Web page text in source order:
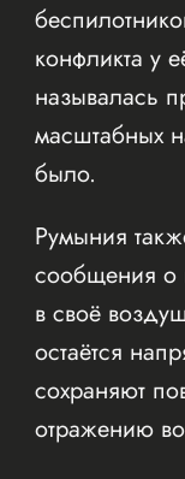
конфликта у
называлась
масштабных
было.
Румыния
сообщения о
в своё
остаётся
сохраняют
отражению